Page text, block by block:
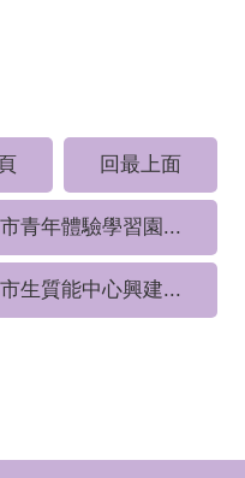
回最上面
青年體驗學習園...
生質能中心興建...